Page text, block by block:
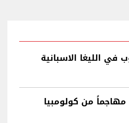
الليغا الاسبانية
مهاجماً من كولومبيا